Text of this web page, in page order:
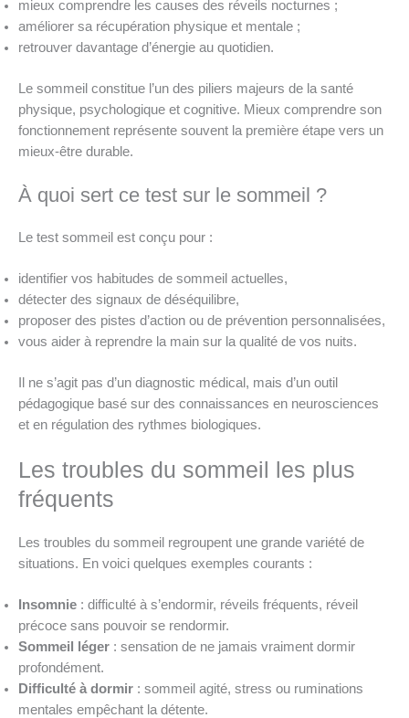
mieux comprendre les causes des réveils nocturnes ;
améliorer sa récupération physique et mentale ;
retrouver davantage d’énergie au quotidien.
Le sommeil constitue l’un des piliers majeurs de la santé
physique, psychologique et cognitive. Mieux comprendre son
fonctionnement représente souvent la première étape vers un
mieux-être durable.
À quoi sert ce test sur le sommeil ?
Le test sommeil est conçu pour :
identifier vos habitudes de sommeil actuelles,
détecter des signaux de déséquilibre,
proposer des pistes d’action ou de prévention personnalisées,
vous aider à reprendre la main sur la qualité de vos nuits.
Il ne s’agit pas d’un diagnostic médical, mais d’un outil
pédagogique basé sur des connaissances en neurosciences
et en régulation des rythmes biologiques.
Les troubles du sommeil les plus
fréquents
Les troubles du sommeil regroupent une grande variété de
situations. En voici quelques exemples courants :
Insomnie : difficulté à s’endormir, réveils fréquents, réveil
précoce sans pouvoir se rendormir.
Sommeil léger : sensation de ne jamais vraiment dormir
profondément.
Difficulté à dormir : sommeil agité, stress ou ruminations
mentales empêchant la détente.